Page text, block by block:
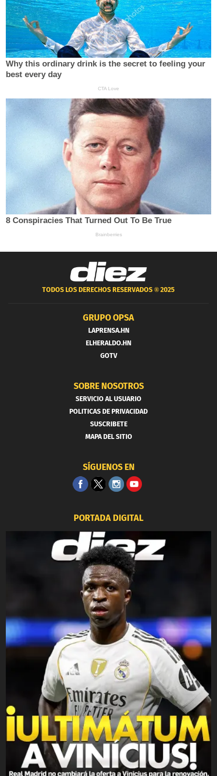
TODOS LOS DERECHOS RESERVADOS ®2025
GRUPO OPSA
LAPRENSA.HN
ELHERALDO.HN
GOTV
SOBRE NOSOTROS
SERVICIO AL USUARIO
POLITICAS DE PRIVACIDAD
SUSCRIBETE
MAPA DEL SITIO
SÍGUENOS EN
PORTADA DIGITAL